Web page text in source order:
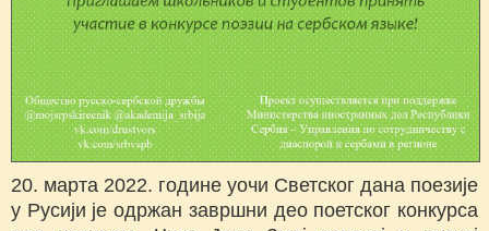
20. марта 2022. године уочи Светског дана поезије
у Русији је одржан завршни део поетског конкурса